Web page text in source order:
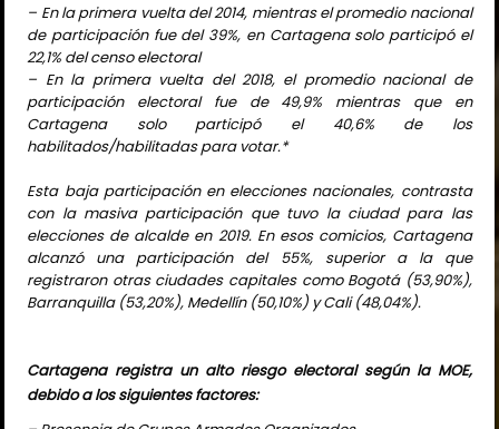
– En la primera vuelta del 2014, mientras el promedio nacional
de participación fue del 39%, en Cartagena solo participó el
22,1% del censo electoral
– En la primera vuelta del 2018, el promedio nacional de
participación electoral fue de 49,9% mientras que en
Cartagena solo participó el 40,6% de los
habilitados/habilitadas para votar.*
Esta baja participación en elecciones nacionales, contrasta
con la masiva participación que tuvo la ciudad para las
elecciones de alcalde en 2019. En esos comicios, Cartagena
alcanzó una participación del 55%, superior a la que
registraron otras ciudades capitales como Bogotá (53,90%),
Barranquilla (53,20%), Medellín (50,10%) y Cali (48,04%).
Cartagena registra un alto riesgo electoral según la MOE,
debido a los siguientes factores: